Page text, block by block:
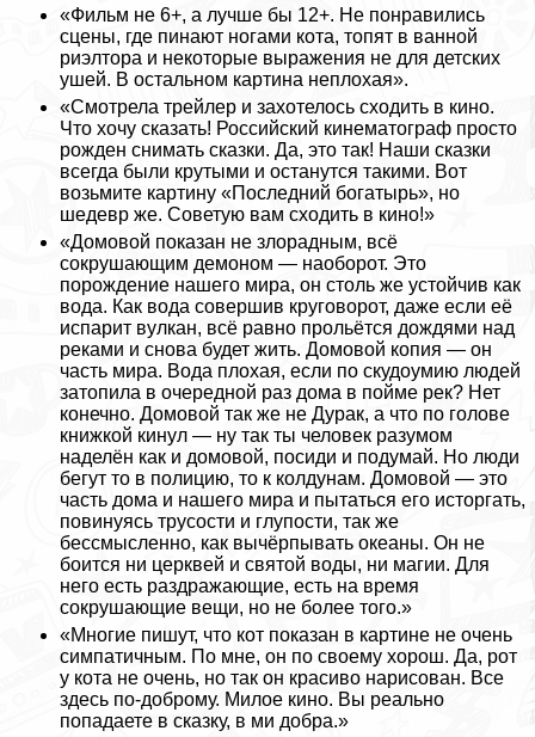
«Фильм не 6+, а лучше бы 12+. Не понравились
сцены, где пинают ногами кота, топят в ванной
риэлтора и некоторые выражения не для детских
ушей. В остальном картина неплохая».
«Смотрела трейлер и захотелось сходить в кино.
Что хочу сказать! Российский кинематограф просто
рожден снимать сказки. Да, это так! Наши сказки
всегда были крутыми и останутся такими. Вот
возьмите картину «Последний богатырь», но
шедевр же. Советую вам сходить в кино!»
«Домовой показан не злорадным, всё
сокрушающим демоном — наоборот. Это
порождение нашего мира, он столь же устойчив как
вода. Как вода совершив круговорот, даже если её
испарит вулкан, всё равно прольётся дождями над
реками и снова будет жить. Домовой копия — он
часть мира. Вода плохая, если по скудоумию людей
затопила в очередной раз дома в пойме рек? Нет
конечно. Домовой так же не Дypaк, а что по голове
книжкой кинул — ну так ты человек разумом
наделён как и домовой, посиди и подумай. Но люди
бегут то в полицию, то к колдунам. Домовой — это
часть дома и нашего мира и пытаться его исторгать,
повинуясь трусости и глупости, так же
бессмысленно, как вычёрпывать океаны. Он не
боится ни церквей и святой воды, ни магии. Для
него есть раздражающие, есть на время
сокрушающие вещи, но не более того.»
«Многие пишут, что кот показан в картине не очень
симпатичным. По мне, он по своему хорош. Да, рот
у кота не очень, но так он красиво нарисован. Все
здесь по-доброму. Милое кино. Вы реально
попадаете в сказку, в ми добра.»